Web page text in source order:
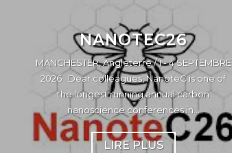
NANOTEC26
MANCHESTER, Angleterre / 1 - 4 SEPTEMBRE
2026 Dear colleagues, NanoteC is one of
the longest running annual carbon
nanoscience conferences in...
LIRE PLUS